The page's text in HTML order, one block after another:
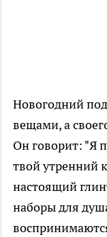
Новогодний
вещами, а
Он говорит: "Я
твой утренний
настоящий
наборы для